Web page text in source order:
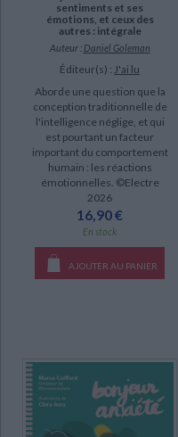
sentiments et ses
émotions, et ceux des
autres : intégrale
Auteur : Daniel Goleman
Éditeur(s) : J'ai lu
Aborde une question que la
conception traditionnelle de
l'intelligence néglige, et qui
est pourtant un facteur
important du comportement
humain : les réactions
émotionnelles. ©Electre
2026
16,90 €
En stock
AJOUTER AU PANIER